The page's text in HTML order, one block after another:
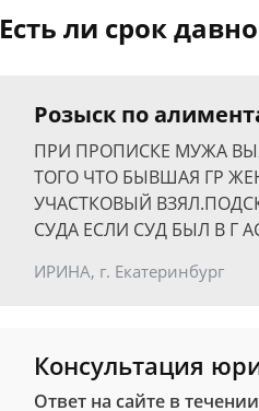
Есть ли срок
Розыск по
ПРИ ПРОПИСКЕ МУЖА
ТОГО ЧТО БЫВШАЯ ГР
УЧАСТКОВЫЙ
СУДА ЕСЛИ СУД БЫЛ В Г
ИРИНА, г. Екатеринбург
Консультация
Ответ на сайте в